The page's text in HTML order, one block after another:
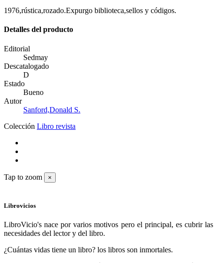
1976,rústica,rozado.Expurgo biblioteca,sellos y códigos.
Detalles del producto
Editorial
Sedmay
Descatalogado
D
Estado
Bueno
Autor
Sanford,Donald S.
Colección Libro revista
Tap to zoom ×
Librovicios
LibroVicio's nace por varios motivos pero el principal, es cubrir las
necesidades del lector y del libro.
¿Cuántas vidas tiene un libro? los libros son inmortales.